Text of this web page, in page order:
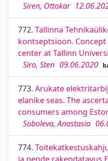
Siren, Ottokar
772. Tallinna
kontseptsioon.
center at Tallinn
Siro, Sten 09.06.2020
773. Arukate
elanike seas. The
consumers among
Soboleva, Anastasia
774.